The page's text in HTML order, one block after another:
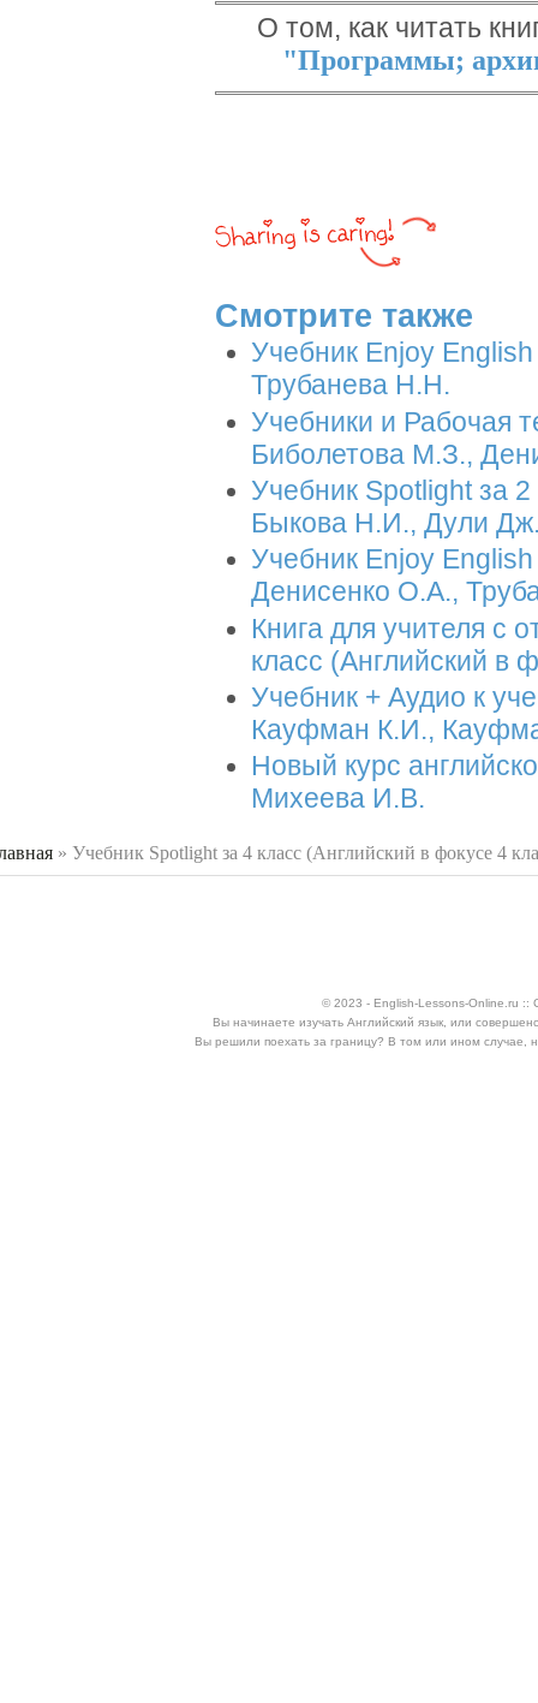
О том, как читать
"Программы;
Смотрите также
Учебник Enjoy
Трубанева Н.Н.
Учебники и Рабочая
Биболетова М.З.,
Учебник Spotlight за
Быкова Н.И., Дули
Учебник Enjoy
Денисенко О.А.,
Книга для учителя с
класс (Английский в
Учебник + Аудио к
Кауфман К.И.,
Новый курс
Михеева И.В.
» Учебник Spotlight за 4 класс (Английский в фокусе 4
© 2023 - English-Lessons-Online.ru ::
Вы начинаете изучать Английский язык, или
Вы решили поехать за границу? В том или ином случае,